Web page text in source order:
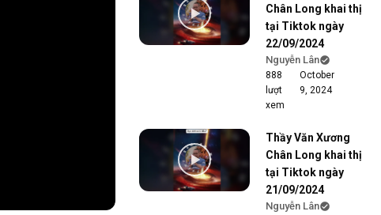
Chân Long khai thị
tại Tiktok ngày
22/09/2024
Nguyễn Lân
888
lượt
xem
October
9, 2024
Thầy Văn Xương
Chân Long khai thị
tại Tiktok ngày
21/09/2024
Nguyễn Lân